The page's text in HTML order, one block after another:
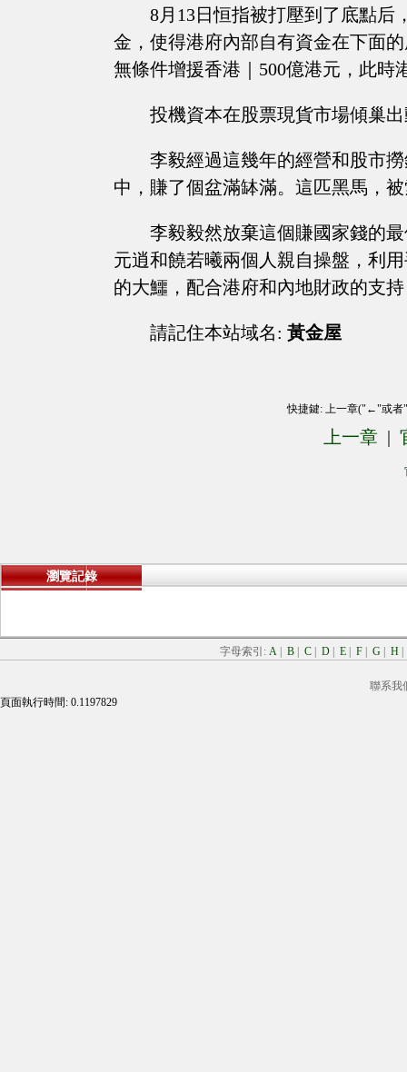
8月13日恒指被打壓到了底點后
金，使得港府內部自有資金在下面
無條件增援香港｜500億港元，此
投機資本在股票現貨市場傾巢
李毅經過這幾年的經營和股市
中，賺了個盆滿缽滿。這匹黑馬，
李毅毅然放棄這個賺國家錢的
元逍和饒若曦兩個人親自操盤，利
的大鱷，配合港府和內地財政的支
請記住本站域名: 黃金屋
快捷鍵: 上一章("←"或
上一章 |
瀏覽記錄
字母索引: A B C D E F G H
聯系我
頁面執行時間: 0.1197829